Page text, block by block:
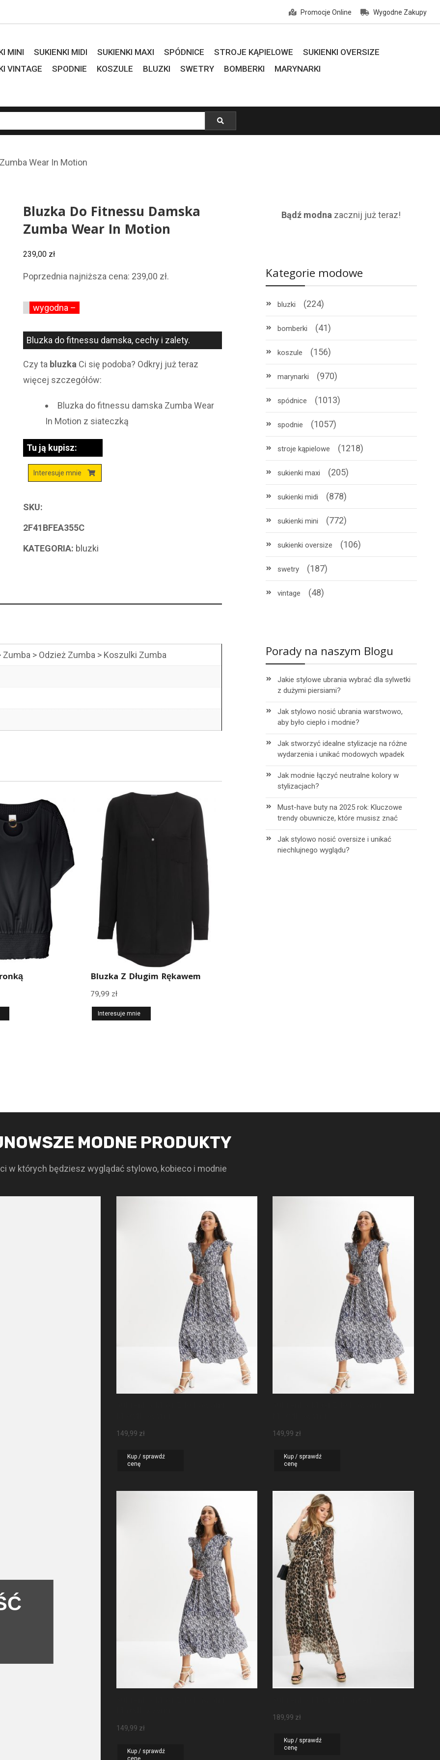
Promocje Online Wygodne Zakupy
MINI SUKIENKI MIDI SUKIENKI MAXI SPÓDNICE STROJE KĄPIELOWE
SUKIENKI OVERSIZE
VINTAGE
SPODNIE KOSZULE BLUZKI SWETRY BOMBERKI MARYNARKI
Wear In Motion
Bluzka Do Fitnessu Damska
Zumba Wear In Motion
239,00 zł
Poprzednia najniższa cena: 239,00 zł.
wygodna –
Bluzka do fitnessu damska, cechy i zalety.
Czy ta bluzka Ci się podoba? Odkryj już teraz
więcej szczegółów:
Bluzka do fitnessu damska Zumba Wear
In Motion z siateczką
Tu ją kupisz:
Interesuje mnie
SKU:
2F41BFEA355C
KATEGORIA: bluzki
> Odzież Zumba > Koszulki Zumba
Bluzka Z Długim Rękawem
79,99 zł
Interesuje mnie
Bądź modna zacznij już teraz!
Kategorie modowe
bluzki (224)
bomberki (41)
koszule (156)
marynarki (970)
spódnice (1013)
spodnie (1057)
stroje kąpielowe (1218)
sukienki maxi (205)
sukienki midi (878)
sukienki mini (772)
sukienki oversize (106)
swetry (187)
vintage (48)
Porady na naszym Blogu
Jakie stylowe ubrania wybrać dla sylwetki
z dużymi piersiami?
Jak stylowo nosić ubrania warstwowo,
aby było ciepło i modnie?
Jak stworzyć idealne stylizacje na różne
wydarzenia i unikać modowych wpadek
Jak modnie łączyć neutralne kolory w
stylizacjach?
Must-have buty na 2025 rok: Kluczowe
trendy obuwnicze, które musisz znać
Jak stylowo nosić oversize i unikać
niechlujnego wyglądu?
MODNE PRODUKTY
w których będziesz wyglądać stylowo, kobieco i modnie
149,99 zł
Kup / sprawdź
cenę
149,99 zł
Kup / sprawdź
cenę
149,99 zł
Kup / sprawdź
cenę
189,99 zł
Kup / sprawdź
cenę